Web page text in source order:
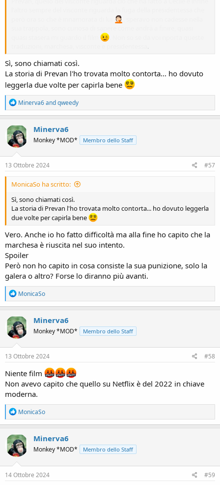
.
Sì, sono chiamati così.
La storia di Prevan l'ho trovata molto contorta... ho dovuto
leggerla due volte per capirla bene
R
e
a
c
t
i
o
n
s
Minerva6andqweedy
Minerva6
Monkey *MOD* Membro dello Staff
13 Ottobre 2024 #57
MonicaSo ha scritto:
Sì, sono chiamati così.
La storia di Prevan l'ho trovata molto contorta... ho dovuto leggerla
due volte per capirla bene
Vero. Anche io ho fatto difficoltà ma alla fine ho capito che la
marchesa è riuscita nel suo intento.
Spoiler
Però non ho capito in cosa consiste la sua punizione, solo la
galera o altro? Forse lo diranno più avanti.
R
e
a
c
t
i
o
n
s
MonicaSo
Minerva6
Monkey *MOD* Membro dello Staff
13 Ottobre 2024 #58
Niente film
Non avevo capito che quello su Netflix è del 2022 in chiave
moderna.
R
e
a
c
t
i
o
n
s
MonicaSo
Minerva6
Monkey *MOD* Membro dello Staff
14 Ottobre 2024 #59